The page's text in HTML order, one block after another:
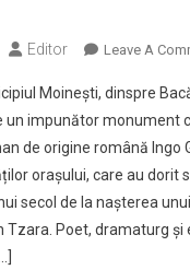
Editor Leave A
Moinești, dinspre
un impunător monument
de origine română Ingo
orașului, care au dorit
secol de la nașterea
Tzara. Poet, dramaturg și